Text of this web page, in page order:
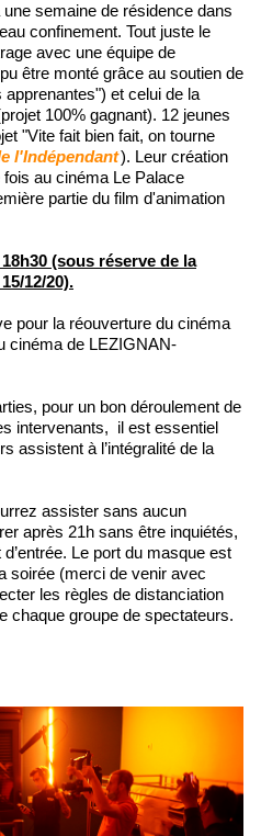
confinement. Tout juste le
avec une équipe de
être monté grâce au soutien de
et celui de la
100% gagnant). 12 jeunes
"Vite fait bien fait, on tourne
l'Indépendant). Leur création
au cinéma Le Palace
partie du film d'animation
(sous réserve de la
12/20).
pour la réouverture du cinéma
cinéma de LEZIGNAN-
pour un bon déroulement de
intervenants, il est essentiel
assistent à l’intégralité de la
assister sans aucun
après 21h sans être inquiétés,
Le port du masque est
soirée (merci de venir avec
les règles de distanciation
chaque groupe de spectateurs.